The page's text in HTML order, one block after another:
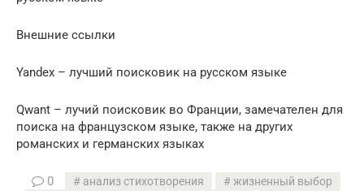
Внешние ссылки
Yandex – лучший поисковик на русском языке
Qwant – лучий поисковик во Франции, замечателен для
поиска на французском языке, также на других
романских и германских языках
0 анализ стихотворения
жизненный выбор